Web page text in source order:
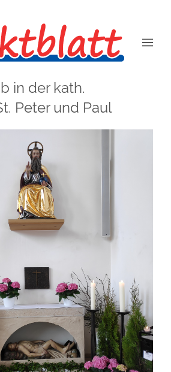
in der kath.
Peter und Paul